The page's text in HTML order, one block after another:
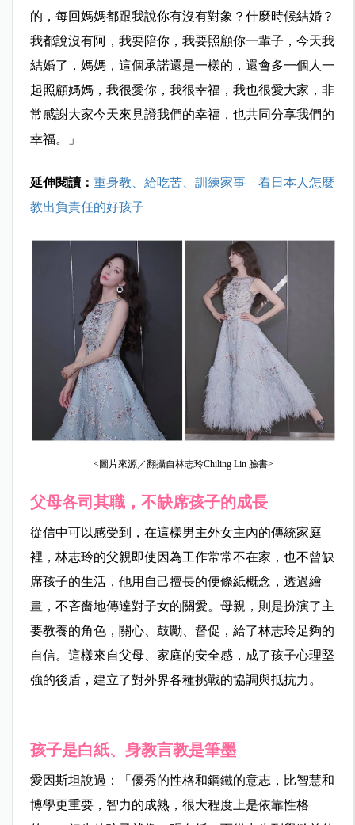
的，每回媽媽都跟我說你有沒有對象？什麼時候結婚？
我都說沒有阿，我要陪你，我要照顧你一輩子，今天我
結婚了，媽媽，這個承諾還是一樣的，還會多一個人一
起照顧媽媽，我很愛你，我很幸福，我也很愛大家，非
常感謝大家今天來見證我們的幸福，也共同分享我們的
幸福。」
延伸閱讀： 重身教、給吃苦、訓練家事 看日本人怎麼
教出負責任的好孩子
<圖片來源／翻攝自林志玲Chiling Lin 臉書>
父母各司其職，不缺席孩子的成長
從信中可以感受到，在這樣男主外女主內的傳統家庭
裡，林志玲的父親即使因為工作常常不在家，也不曾缺
席孩子的生活，他用自己擅長的便條紙概念，透過繪
畫，不吝嗇地傳達對子女的關愛。母親，則是扮演了主
要教養的角色，關心、鼓勵、督促，給了林志玲足夠的
自信。這樣來自父母、家庭的安全感，成了孩子心理堅
強的後盾，建立了對外界各種挑戰的協調與抵抗力。
孩子是白紙、身教言教是筆墨
愛因斯坦說過：「優秀的性格和鋼鐵的意志，比智慧和
博學更重要，智力的成熟，很大程度上是依靠性格